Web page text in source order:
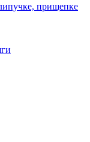
прищепке